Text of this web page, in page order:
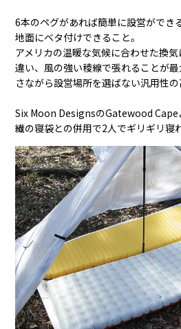
6本のペグがあれば簡単に設営ができ
地面にベタ付けできること。
アメリカの温暖な気候に合わせた換
違い、風の強い稜線で張れることが
さながら設営場所を選ばない汎用性の
Six Moon DesignsのGatewood Cape
繊の寝袋との併用で2人でギリギリ寝